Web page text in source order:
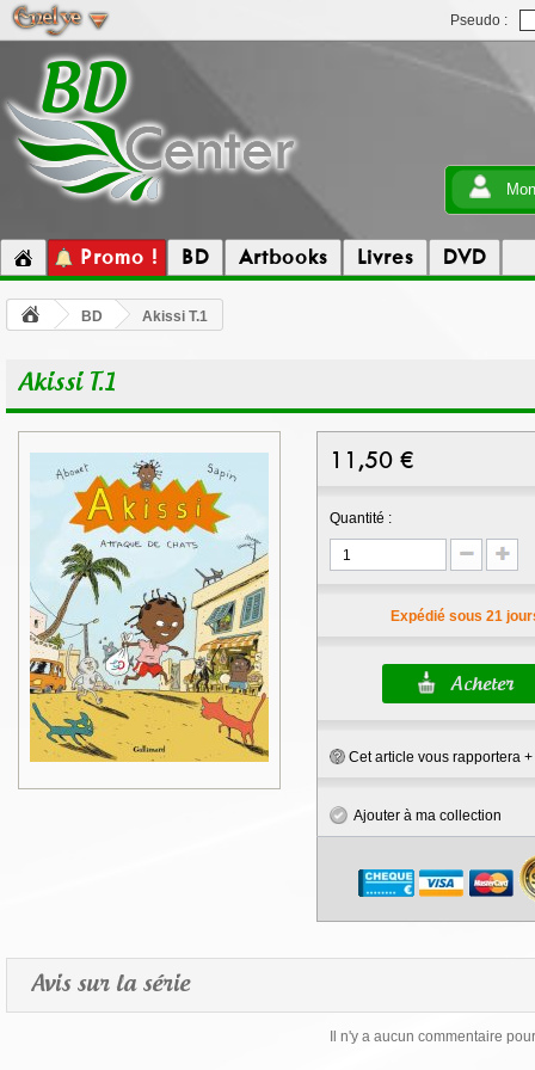
Pseudo :
Promo ! BD Artbooks Livres DVD
BD Akissi T.1
Akissi T.1
11,50 €
Quantité :
Expédié sous 21
Cet article vous rapportera +
Ajouter à ma collection
Avis sur la série
Il n'y a aucun commentaire